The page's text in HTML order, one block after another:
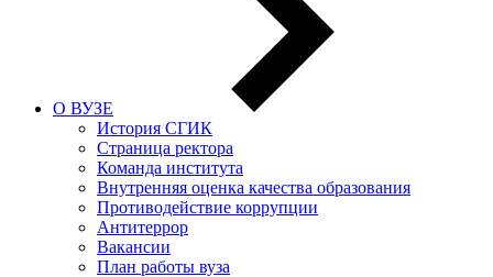
О ВУЗЕ
История СГИК
Страница ректора
Команда института
Внутренняя оценка качества образования
Противодействие коррупции
Антитеррор
Вакансии
План работы вуза